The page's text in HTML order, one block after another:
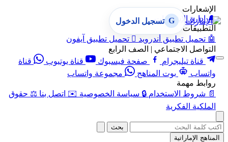
الإشعارات
🔔 إدارة الإشعارات
التطبيقات
🤖 تحميل تطبيق أندرويد  تحميل تطبيق آيفون
التواصل الاجتماعي | الصف الرابع
قناة تيليجرام
صفحة فيسبوك قناة يوتيوب
قناة
واتساب
بوت المناهج
مجموعة واتساب
روابط مهمة
📄 شروط الاستخدام 🔒 سياسة الخصوصية ✉️ اتصل بنا ⚖️ حقوق
الملكية الفكرية
G تسجيل الدخول
بحث
المناهج الإماراتية